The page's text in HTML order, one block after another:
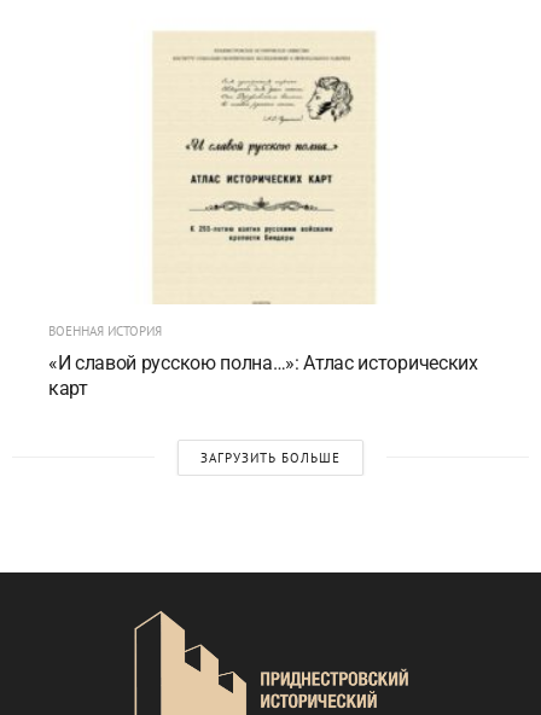
ВОЕННАЯ ИСТОРИЯ
«И славой русскою полна…»: Атлас исторических
карт
ЗАГРУЗИТЬ БОЛЬШЕ